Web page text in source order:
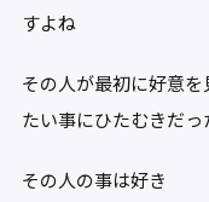
すよね
その人が最初に好意
たい事にひたむきだ
その人の事は好き